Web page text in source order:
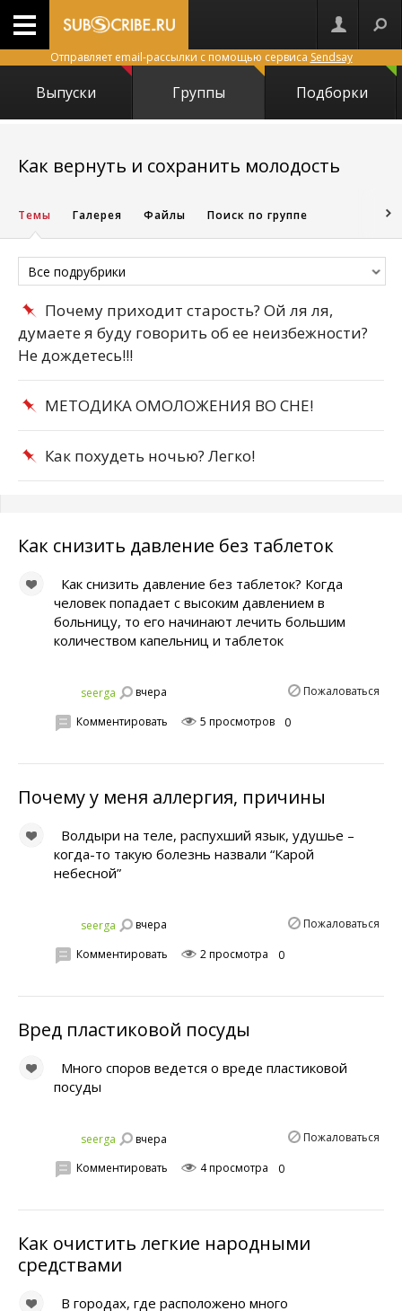
Отправляет email-рассылки с помощью сервиса Sendsay
Выпуски Группы Подборки
Как вернуть и сохранить молодость
Темы Галерея Файлы Поиск по группе
Все подрубрики
Почему приходит старость? Ой ля ля,
думаете я буду говорить об ее неизбежности?
Не дождетесь!!!
МЕТОДИКА ОМОЛОЖЕНИЯ ВО СНЕ!
Как похудеть ночью? Легко!
Как снизить давление без таблеток
Как снизить давление без таблеток? Когда
человек попадает с высоким давлением в
больницу, то его начинают лечить большим
количеством капельниц и таблеток
seerga вчера Пожаловаться
Комментировать 5 просмотров 0
Почему у меня аллергия, причины
Волдыри на теле, распухший язык, удушье –
когда-то такую болезнь назвали “Карой
небесной”
seerga вчера Пожаловаться
Комментировать 2 просмотра 0
Вред пластиковой посуды
Много споров ведется о вреде пластиковой
посуды
seerga вчера Пожаловаться
Комментировать 4 просмотра 0
Как очистить легкие народными
средствами
В городах, где расположено много